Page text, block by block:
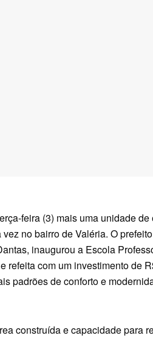
feira (3) mais uma unidade
no bairro de Valéria. O
inaugurou a Escola
refeita com um investimento de
padrões de conforto e
construída e capacidade para